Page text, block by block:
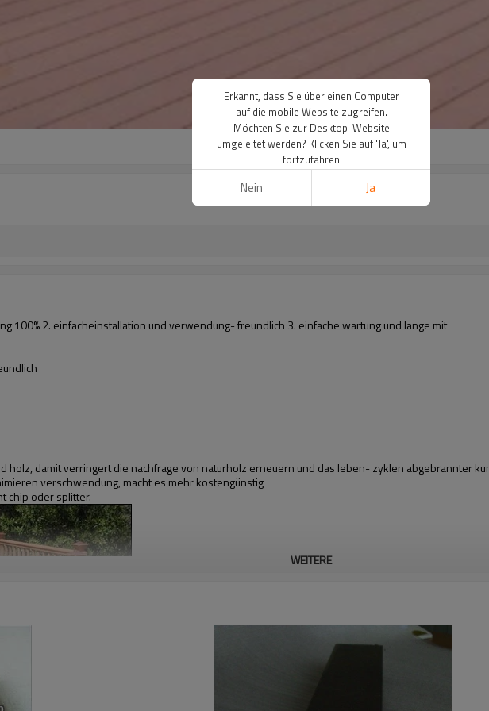
100% 2. einfacheinstallation und verwendung- freundlich 3. einfache wartung und lange mit
holz, damit verringert die nachfrage von naturholz erneuern und das leben- zyklen abgebrannter
verschwendung, macht es mehr kostengünstig
chip oder splitter.
WEITERE
Erkannt, dass Sie über einen Computer
auf die mobile Website zugreifen.
Möchten Sie zur Desktop-Website
umgeleitet werden? Klicken Sie auf 'Ja', um
fortzufahren
Nein Ja